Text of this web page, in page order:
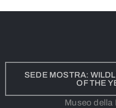
SEDE MOSTRA:
OF THE
Museo della